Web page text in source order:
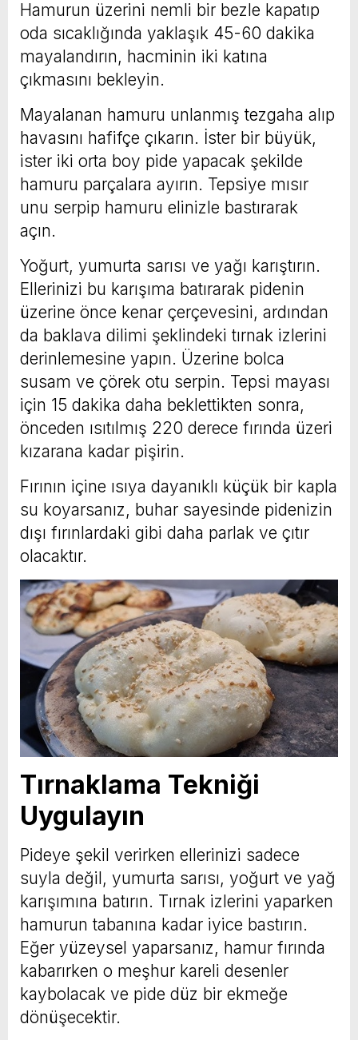
Hamurun üzerini nemli bir bezle kapatıp
oda sıcaklığında yaklaşık 45-60 dakika
mayalandırın, hacminin iki katına
çıkmasını bekleyin.
Mayalanan hamuru unlanmış tezgaha alıp
havasını hafifçe çıkarın. İster bir büyük,
ister iki orta boy pide yapacak şekilde
hamuru parçalara ayırın. Tepsiye mısır
unu serpip hamuru elinizle bastırarak
açın.
Yoğurt, yumurta sarısı ve yağı karıştırın.
Ellerinizi bu karışıma batırarak pidenin
üzerine önce kenar çerçevesini, ardından
da baklava dilimi şeklindeki tırnak izlerini
derinlemesine yapın. Üzerine bolca
susam ve çörek otu serpin. Tepsi mayası
için 15 dakika daha beklettikten sonra,
önceden ısıtılmış 220 derece fırında üzeri
kızarana kadar pişirin.
Fırının içine ısıya dayanıklı küçük bir kapla
su koyarsanız, buhar sayesinde pidenizin
dışı fırınlardaki gibi daha parlak ve çıtır
olacaktır.
Tırnaklama Tekniği
Uygulayın
Pideye şekil verirken ellerinizi sadece
suyla değil, yumurta sarısı, yoğurt ve yağ
karışımına batırın. Tırnak izlerini yaparken
hamurun tabanına kadar iyice bastırın.
Eğer yüzeysel yaparsanız, hamur fırında
kabarırken o meşhur kareli desenler
kaybolacak ve pide düz bir ekmeğe
dönüşecektir.